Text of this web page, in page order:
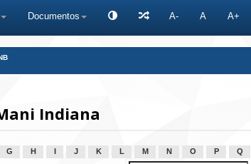
Documentos A- A A+
Indiana
G H J K L M N O P Q